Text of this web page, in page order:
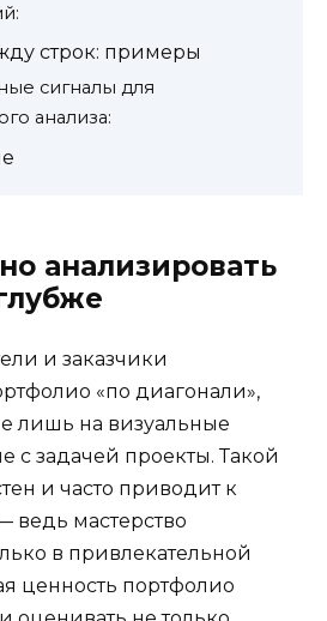
строк: примеры
сигналы для
анализа:
анализировать
и заказчики
«по диагонали»,
лишь на визуальные
с задачей проекты. Такой
и часто приводит к
мастерство
в привлекательной
ценность портфолио